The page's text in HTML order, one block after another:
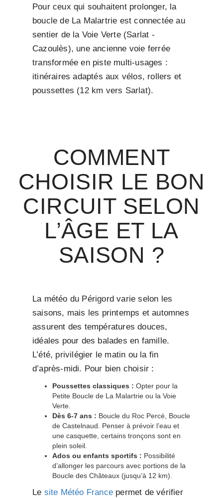
Pour ceux qui souhaitent prolonger, la
boucle de La Malartrie est connectée au
sentier de la Voie Verte (Sarlat -
Cazoulès), une ancienne voie ferrée
transformée en piste multi-usages :
itinéraires adaptés aux vélos, rollers et
poussettes (12 km vers Sarlat).
COMMENT
CHOISIR LE BON
CIRCUIT SELON
L’ÂGE ET LA
SAISON ?
La météo du Périgord varie selon les
saisons, mais les printemps et automnes
assurent des températures douces,
idéales pour des balades en famille.
L’été, privilégier le matin ou la fin
d’après-midi. Pour bien choisir :
Poussettes classiques : Opter pour la
Petite Boucle de La Malartrie ou la Voie
Verte.
Dès 6-7 ans : Boucle du Roc Percé, Boucle
de Castelnaud. Penser à prévoir l’eau et
une casquette, certains tronçons sont en
plein soleil.
Ados ou enfants sportifs : Possibilité
d’allonger les parcours avec portions de la
Boucle des Châteaux (jusqu’à 12 km).
Le site Météo France permet de vérifier